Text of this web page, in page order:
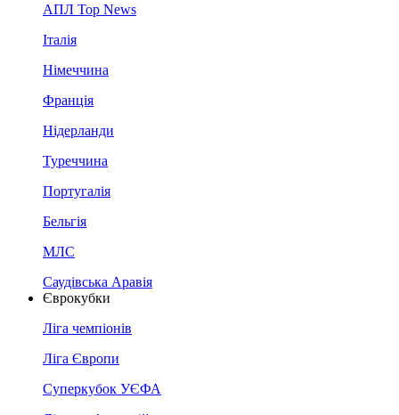
АПЛ Top News
Італія
Німеччина
Франція
Нідерланди
Туреччина
Португалія
Бельгія
МЛС
Саудівська Аравія
Єврокубки
Ліга чемпіонів
Ліга Європи
Суперкубок УЄФА